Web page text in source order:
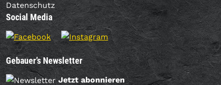
Datenschutz
Social Media
Gebauer’s Newsletter
Jetzt abonnieren